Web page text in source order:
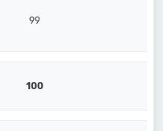
99
100